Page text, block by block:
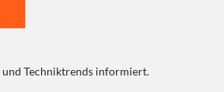
und Techniktrends informiert.